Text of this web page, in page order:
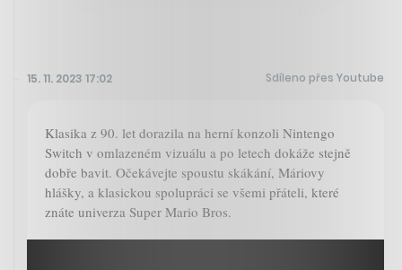
15. 11. 2023 17:02 Sdíleno přes Youtube
Klasika z 90. let dorazila na herní konzoli Nintengo
Switch v omlazeném vizuálu a po letech dokáže stejně
dobře bavit. Očekávejte spoustu skákání, Máriovy
hlášky, a klasickou spolupráci se všemi přáteli, které
znáte univerza Super Mario Bros.